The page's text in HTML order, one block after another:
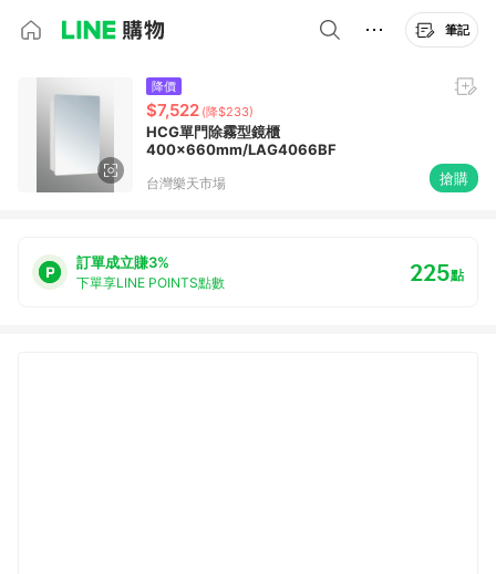
筆記
降價
$7,522 (降$233)
HCG單門除霧型鏡櫃
400x660mm/LAG4066BF
台灣樂天市場 搶購
訂單成立賺3%
下單享LINE POINTS點數 225點